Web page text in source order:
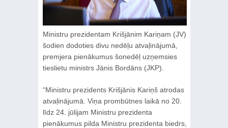
Ministru prezidentam Krišjānim Kariņam (JV)
šodien dodoties divu nedēļu atvaļinājumā,
premjera pienākumus šonedēļ uzņemsies
tieslietu ministrs Jānis Bordāns (JKP).
“Ministru prezidents Krišjānis Kariņš atrodas
atvaļinājumā. Viņa prombūtnes laikā no 20.
līdz 24. jūlijam Ministru prezidenta
pienākumus pilda Ministru prezidenta biedrs,